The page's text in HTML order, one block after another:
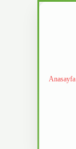
Anasayfa